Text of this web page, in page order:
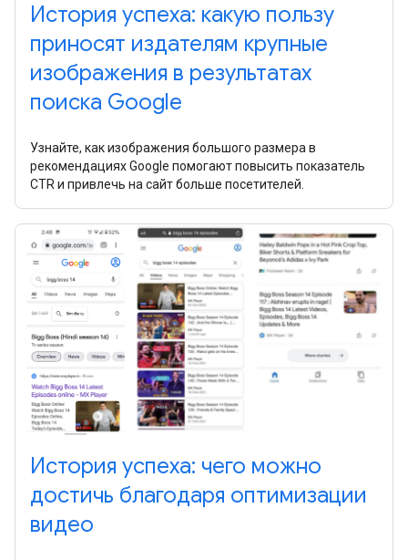
История успеха: какую пользу
приносят издателям крупные
изображения в результатах
поиска Google
Узнайте, как изображения большого размера в
рекомендациях Google помогают повысить показатель
CTR и привлечь на сайт больше посетителей.
История успеха: чего можно
достичь благодаря оптимизации
видео